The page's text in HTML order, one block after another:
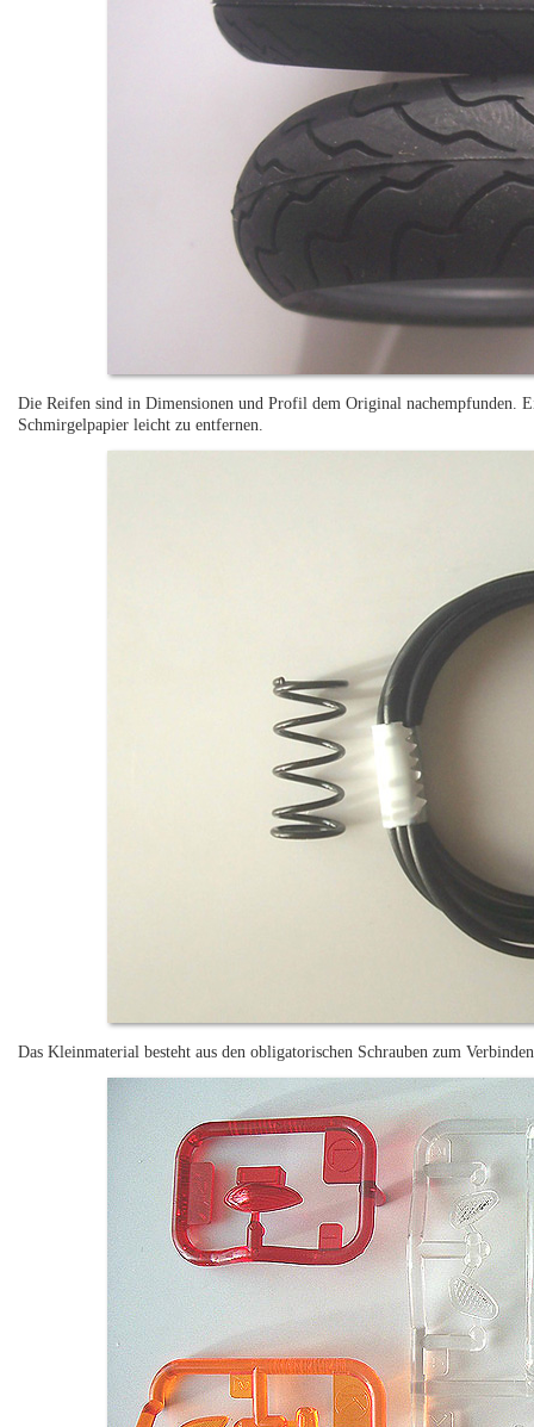
Die Reifen sind in Dimensionen und Profil dem Original nachempfunden.
Schmirgelpapier leicht zu entfernen.
Das Kleinmaterial besteht aus den obligatorischen Schrauben zum